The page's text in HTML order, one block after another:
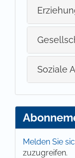
Soziale
Melden Sie
zuzugreifen.